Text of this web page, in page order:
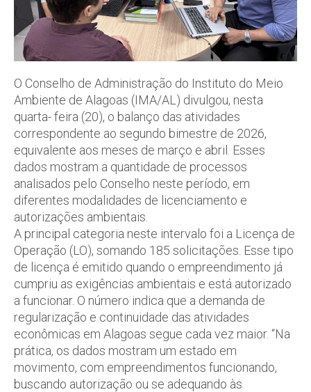
O Conselho de Administração do Instituto do Meio
Ambiente de Alagoas (IMA/AL) divulgou, nesta
quarta- feira (20), o balanço das atividades
correspondente ao segundo bimestre de 2026,
equivalente aos meses de março e abril. Esses
dados mostram a quantidade de processos
analisados pelo Conselho neste período, em
diferentes modalidades de licenciamento e
autorizações ambientais.
A principal categoria neste intervalo foi a Licença de
Operação (LO), somando 185 solicitações. Esse tipo
de licença é emitido quando o empreendimento já
cumpriu as exigências ambientais e está autorizado
a funcionar. O número indica que a demanda de
regularização e continuidade das atividades
econômicas em Alagoas segue cada vez maior. “Na
prática, os dados mostram um estado em
movimento, com empreendimentos funcionando,
buscando autorização ou se adequando às